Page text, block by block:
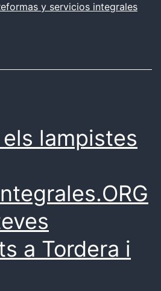
de
y servicios integrales
lampistes
a Tordera i